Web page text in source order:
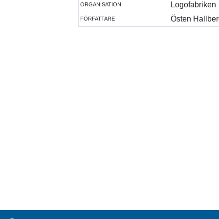
organisation
Logofabriken
författare
Östen